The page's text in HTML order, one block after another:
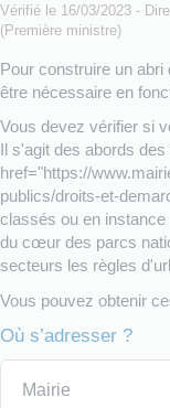
Vérifié le 16/03/2023 -
(Première ministre)
Pour construire un abri
être nécessaire en
Vous devez vérifier si
Il s'agit des abords
href="https://
publics/droits-et-
classés ou en
du cœur des parcs
secteurs les règles
Vous pouvez obtenir
Où s’adresser ?
Mairie